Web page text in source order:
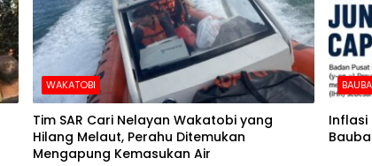
WAKATOBI
Tim SAR Cari Nelayan Wakatobi yang
Hilang Melaut, Perahu Ditemukan
Mengapung Kemasukan Air
Inflasi